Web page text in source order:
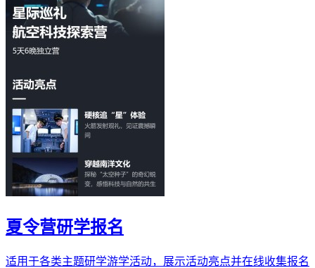
夏令营研学报名
适用于各类主题研学游学活动，展示活动亮点并在线收集报名